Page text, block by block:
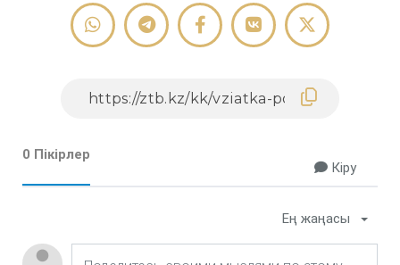
0 Пікірлер
Кіру
Ең жаңасы